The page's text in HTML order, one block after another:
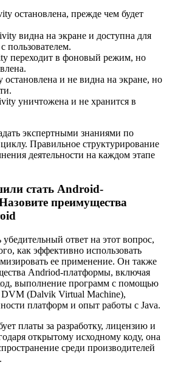
остановлена, прежде чем будет
видна на экране и доступна для
пользователем.
переходит в фоновый режим, но
остановлена и не видна на экране, но
уничтожена и не хранится в
экспертными знаниями по
Правильное структурирование
деятельности на каждом этапе
стать Android-
преимущества
ответ на этот вопрос,
как эффективно использовать
ее применение. Он также
Andriod-платформы, включая
выполнение программ с помощью
(Dalvik Virtual Machine),
платформ и опыт работы с Java.
платы за разработку, лицензию и
открытому исходному коду, она
среди производителей